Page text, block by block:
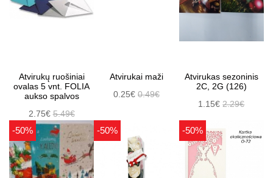
Atvirukų ruošiniai
ovalas 5 vnt. FOLIA
aukso spalvos
2.75€5.49€
Atvirukai maži
0.25€ 0.49€
Atvirukas sezoninis
2C, 2G (126)
1.15€2.29€
-50% -50% -50%